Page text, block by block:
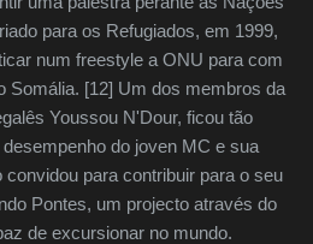
para os Refugiados, em 1999,
num freestyle a ONU para com
Somália. [12] Um dos membros da
Youssou N'Dour, ficou tão
do joven MC e sua
para contribuir para o seu
Pontes, um projecto através do
de excursionar no mundo.